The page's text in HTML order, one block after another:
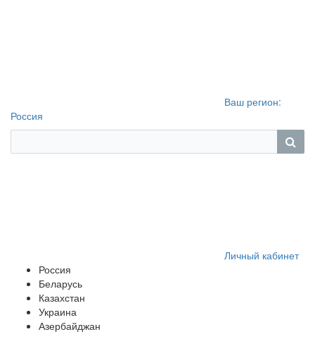
Ваш регион:
Россия
Личный кабинет
Россия
Беларусь
Казахстан
Украина
Азербайджан